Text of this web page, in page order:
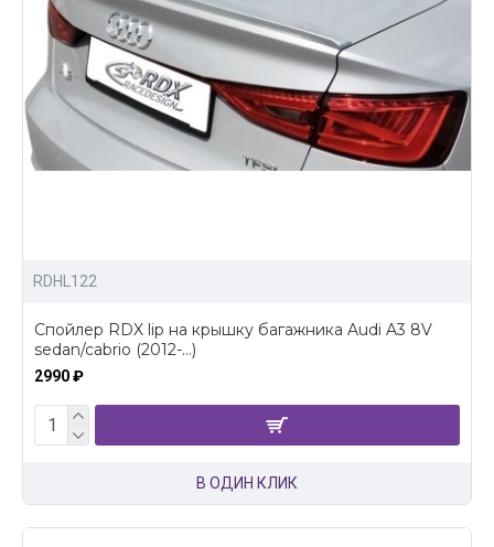
RDHL122
Спойлер RDX lip на крышку багажника Audi A3 8V
sedan/cabrio (2012-...)
2990 ₽
В ОДИН КЛИК